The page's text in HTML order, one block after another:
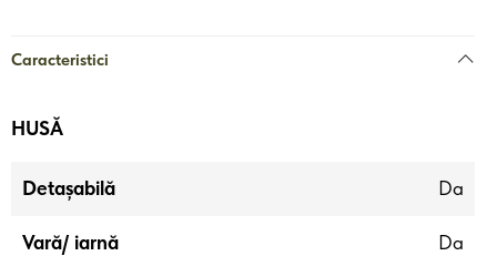
Caracteristici
HUSĂ
Detașabilă Da
Vară/ iarnă Da